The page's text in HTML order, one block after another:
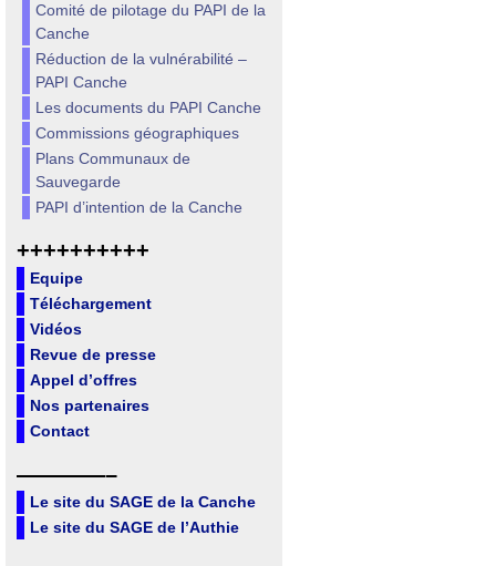
Comité de pilotage du PAPI de la
Canche
Réduction de la vulnérabilité –
PAPI Canche
Les documents du PAPI Canche
Commissions géographiques
Plans Communaux de
Sauvegarde
PAPI d’intention de la Canche
++++++++++
Equipe
Téléchargement
Vidéos
Revue de presse
Appel d’offres
Nos partenaires
Contact
————–
Le site du SAGE de la Canche
Le site du SAGE de l’Authie